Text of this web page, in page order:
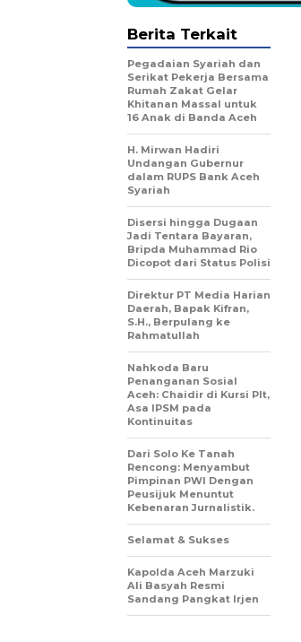
Berita Terkait
Pegadaian Syariah dan
Serikat Pekerja Bersama
Rumah Zakat Gelar
Khitanan Massal untuk
16 Anak di Banda Aceh
H. Mirwan Hadiri
Undangan Gubernur
dalam RUPS Bank Aceh
Syariah
Disersi hingga Dugaan
Jadi Tentara Bayaran,
Bripda Muhammad Rio
Dicopot dari Status Polisi
Direktur PT Media Harian
Daerah, Bapak Kifran,
S.H., Berpulang ke
Rahmatullah
Nahkoda Baru
Penanganan Sosial
Aceh: Chaidir di Kursi Plt,
Asa IPSM pada
Kontinuitas
Dari Solo Ke Tanah
Rencong: Menyambut
Pimpinan PWI Dengan
Peusijuk Menuntut
Kebenaran Jurnalistik.
Selamat & Sukses
Kapolda Aceh Marzuki
Ali Basyah Resmi
Sandang Pangkat Irjen